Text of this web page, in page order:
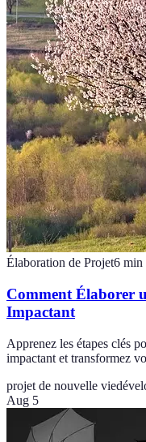
Élaboration de Projet6 min
Comment Élaborer
Impactant
Apprenez les étapes clés
impactant et transformez
projet de nouvelle vie
Aug 5